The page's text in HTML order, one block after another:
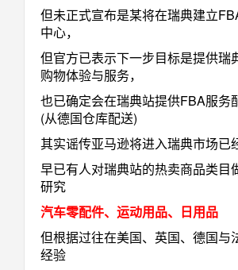
但未正式宣布是某将在瑞典建立
中心，
但官方已表示下一步目标是提供瑞
购物体验与服务，
也已确定会在瑞典站提供FBA服务
(从德国仓库配送)
其实谣传亚马逊将进入瑞典市场已
早已有人对瑞典站的热卖商品类目
研究
汽车零配件、运动用品、日用品
但根据过往在美国、英国、德国与
经验